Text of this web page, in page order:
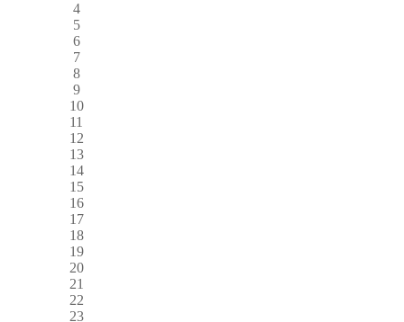
4
5
6
7
8
9
10
11
12
13
14
15
16
17
18
19
20
21
22
23